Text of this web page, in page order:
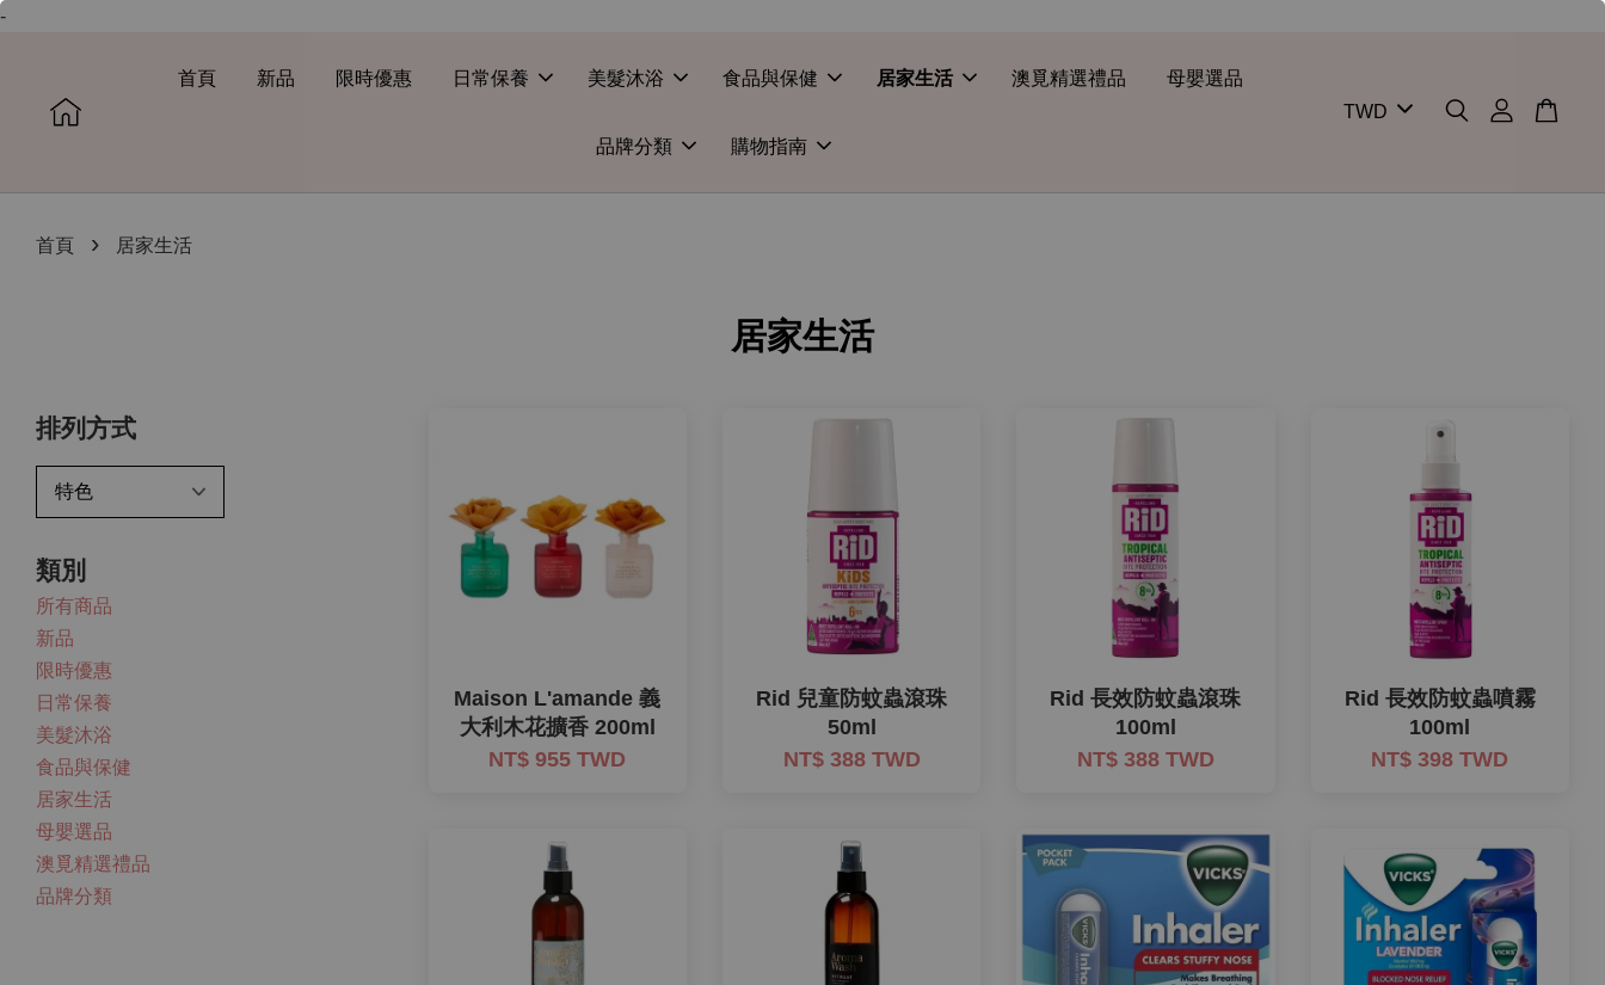
-
首頁 新品 限時優惠 日常保養 美髮沐浴 食品與保健 居家生活 澳覓精選禮品 母嬰選品
品牌分類 購物指南
首頁 › 居家生活
居家生活
排列方式
類別
所有商品
新品
限時優惠
日常保養
美髮沐浴
食品與保健
居家生活
母嬰選品
澳覓精選禮品
品牌分類
Maison L'amande 義
大利木花擴香 200ml
NT$ 955 TWD
Rid 兒童防蚊蟲滾珠
50ml
NT$ 388 TWD
Rid 長效防蚊蟲滾珠
100ml
NT$ 388 TWD
Rid 長效防蚊蟲噴霧
100ml
NT$ 398 TWD